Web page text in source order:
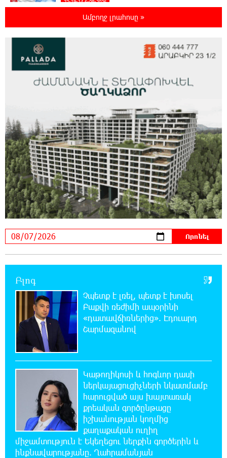
22:19:14 6-08-2026
Իրանը և Օմանը պլանավորում են փոխել
Հորմուզի նեղուցի նավագնացության
8-ամյա Մոնթե Մուրադյանն ու Սյունե
Քոսակյանը հաղթահարել են Արարատի
21:41:25 6-08-2026
Վթար Լոռու մարզում․ փրկարարները
վարորդին դուրս են բերել արգելափակումից
21:23:57 6-08-2026
Երևանում երթուղիների փոփոխություն
կլինի
21:10:46 6-08-2026
Օգոստոսի 7-ին՝ Գարեգին Բ Ամենայն Հայոց
Կաթողիկոսի դատական նիստը
քաղաքացու մահվան մասին
20:42:28 6-08-2026
«Համահայկական ճակատ» շարժումը
զորակցություն է հայտնում Ամենայն Հայոց
Կաթողիկոսին
20:26:38 6-08-2026
Ավտովթար՝ Կոտայքի մարզում. Զովունի-
Եղվարդ ճանապարհին բախվել են «Alfa
Romeo»-ն և «Opel»-ը. կա վիրավոր
20:08:02 6-08-2026
Արժևորվում է Շիրակի երգիծական
Ամբողջ լրահոսը »
Բլոգ
Չպետք է լռել, պետք է խոսել
Բաքվի ռեժիմի ապօրինի
«դատավճիռներից». Էդուարդ
Շարմազանով
Կաթողիկոսի և հոգևոր դասի
ներկայացուցիչների նկատմամբ
հարուցված այս խայտառակ
քրեական գործընթացը
իշխանության կողմից
քաղաքական ուղիղ
միջամտություն է Եկեղեցու ներքին գործերին և
ինքնավարությանը. Ղահրամանյան